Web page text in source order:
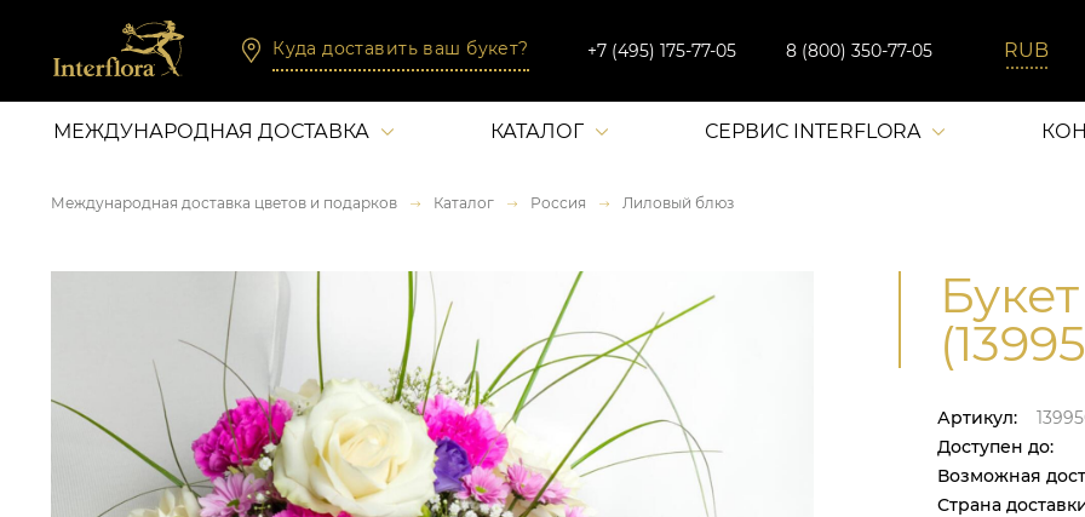
Куда доставить ваш букет? +7 (495) 175-77-05 8 (800) 350-77-05
МЕЖДУНАРОДНАЯ ДОСТАВКА КАТАЛОГ СЕРВИС INTERFLORA
Международная доставка цветов и подарков Каталог Россия Лиловый блюз
Артикул:
Доступен до:
Возможная
Страна